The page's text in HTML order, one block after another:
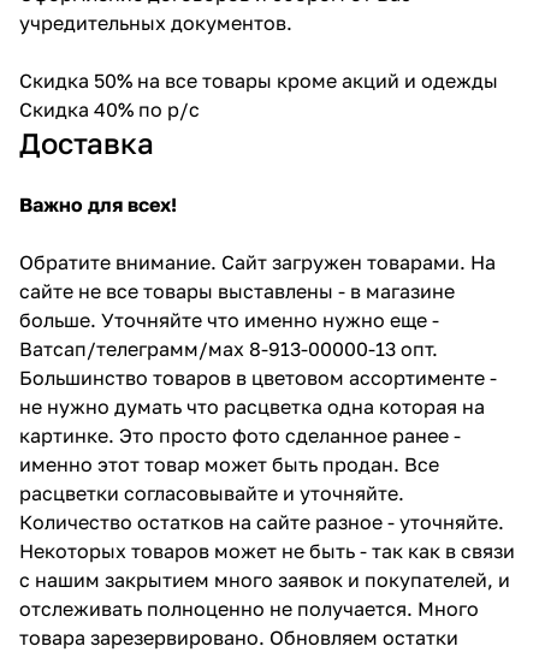
учредительных документов.
Скидка 50% на все товары кроме акций и одежды
Скидка 40% по р/с
Доставка
Важно для всех!
Обратите внимание. Сайт загружен товарами. На
сайте не все товары выставлены - в магазине
больше. Уточняйте что именно нужно еще -
Ватсап/телеграмм/мах 8-913-00000-13 опт.
Большинство товаров в цветовом ассортименте -
не нужно думать что расцветка одна которая на
картинке. Это просто фото сделанное ранее -
именно этот товар может быть продан. Все
расцветки согласовывайте и уточняйте.
Количество остатков на сайте разное - уточняйте.
Некоторых товаров может не быть - так как в связи
с нашим закрытием много заявок и покупателей, и
отслеживать полноценно не получается. Много
товара зарезервировано. Обновляем остатки